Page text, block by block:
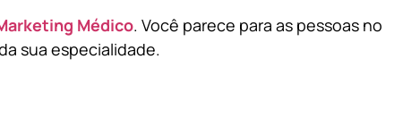
Médico. Você parece para as pessoas no
sua especialidade.